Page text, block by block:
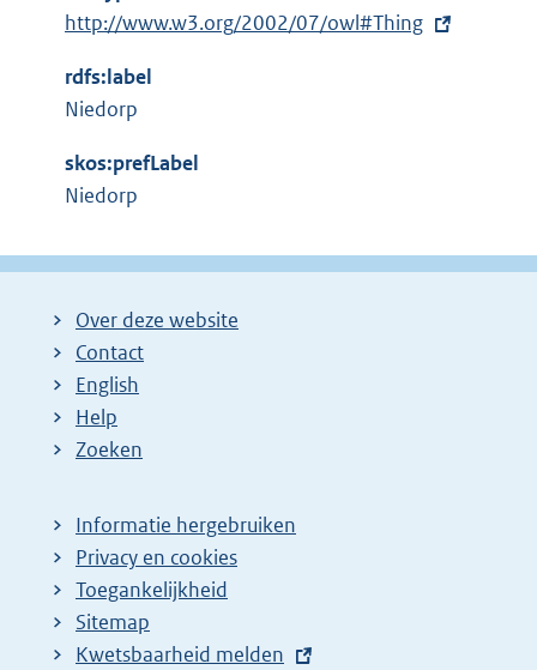
r
e
i
n
:
E
t
e
n
l
http://www.w3.org/2002/07/owl#Thing
rdfs:label
Niedorp
skos:prefLabel
Niedorp
Over deze website
Contact
English
Help
Zoeken
Informatie hergebruiken
Privacy en cookies
Toegankelijkheid
Sitemap
E
Kwetsbaarheid melden